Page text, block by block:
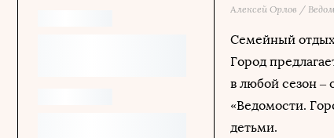
Алексей Орлов /
Семейный отдых
Город
в любой сезон –
«Ведомости.
детьми.